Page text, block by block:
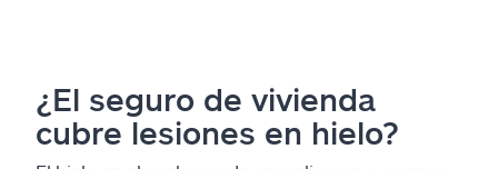
¿El seguro de vivienda
cubre lesiones en hielo?